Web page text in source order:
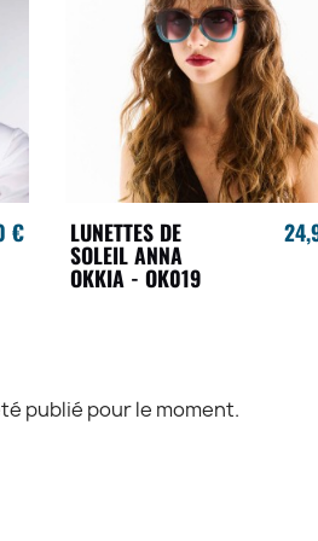
€ LUNETTES DE
SOLEIL ANNA
OKKIA - OK019
publié pour le moment.